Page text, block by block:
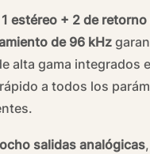
estéreo + 2 de
de 96 kHz
alta gama integrados
a todos los
ocho salidas analógicas